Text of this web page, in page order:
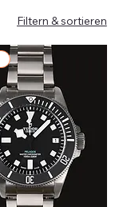
Filtern & sortieren